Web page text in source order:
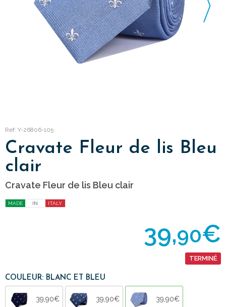
Ref: Y-26806-105
Cravate Fleur de lis Bleu
clair
Cravate Fleur de lis Bleu clair
MADE IN ITALY
39,90€
TERMINÉ
COULEUR: BLANC ET BLEU
39,90€ 39,90€ 39,90€